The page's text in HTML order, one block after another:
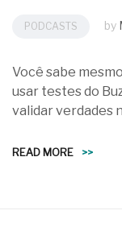
PODCASTS by
Você sabe
usar testes do
validar verdades
READ MORE >>